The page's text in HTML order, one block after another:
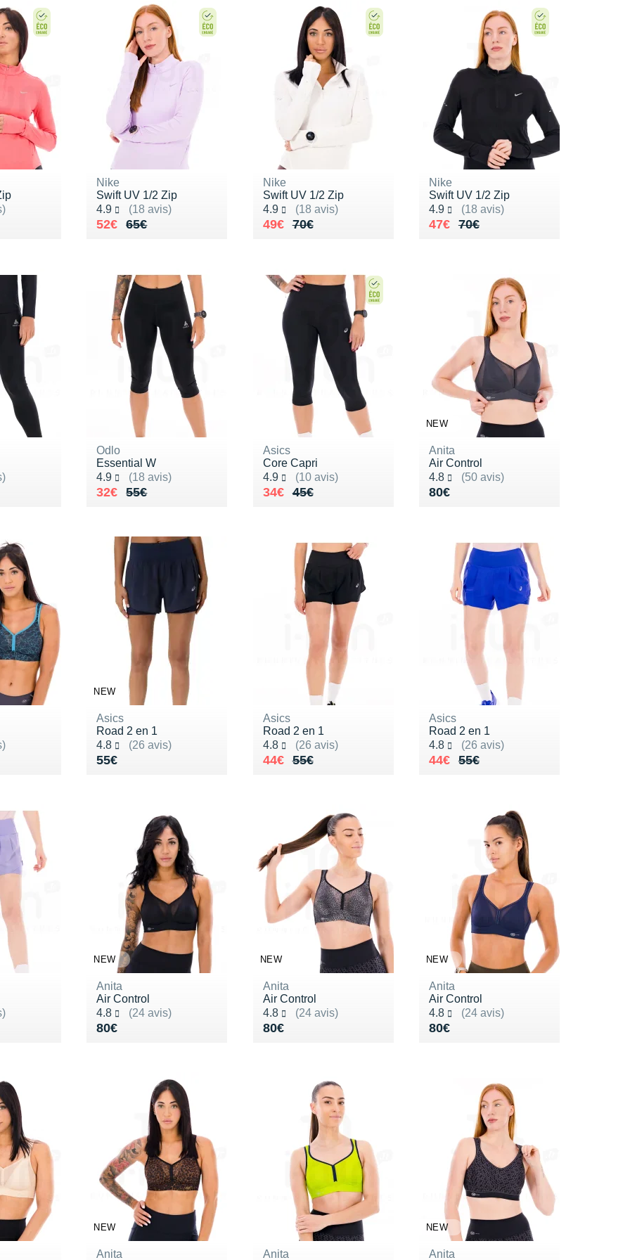
Nike
Swift UV 1/2 Zip
4.9
(18 avis)
Noté 4.9 sur 5
65€
Au lieu de 65€
52€
Vendu 52€
Nike
Swift UV 1/2 Zip
4.9
(18 avis)
Noté 4.9 sur 5
70€
Au lieu de 70€
49€
Vendu 49€
Nike
Swift UV 1/2 Zip
4.9
(18 avis)
Noté 4.9 sur 5
70€
Au lieu de 70€
47€
Vendu 47€
Odlo
Essential W
4.9
(18 avis)
Noté 4.9 sur 5
55€
Au lieu de 55€
32€
Vendu 32€
Asics
Core Capri
4.9
(10 avis)
Noté 4.9 sur 5
45€
Au lieu de 45€
34€
Vendu 34€
NEW
Anita
Air Control
4.8
(50 avis)
Noté 4.8 sur 5
80€
Vendu 80€
NEW
Asics
Road 2 en 1
4.8
(26 avis)
Noté 4.8 sur 5
55€
Vendu 55€
Asics
Road 2 en 1
4.8
(26 avis)
Noté 4.8 sur 5
55€
Au lieu de 55€
44€
Vendu 44€
Asics
Road 2 en 1
4.8
(26 avis)
Noté 4.8 sur 5
55€
Au lieu de 55€
44€
Vendu 44€
NEW
Anita
Air Control
4.8
(24 avis)
Noté 4.8 sur 5
80€
Vendu 80€
NEW
Anita
Air Control
4.8
(24 avis)
Noté 4.8 sur 5
80€
Vendu 80€
NEW
Anita
Air Control
4.8
(24 avis)
Noté 4.8 sur 5
80€
Vendu 80€
NEW
Anita Anita
NEW
Anita